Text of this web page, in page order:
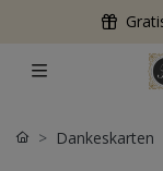
Dankeskarten